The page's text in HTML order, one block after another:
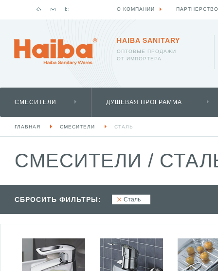
HAIBA SANITARY
ОПТОВЫЕ ПРОДАЖИ
ОТ ИМПОРТЕРА
СМЕСИТЕЛИ ДУШЕВАЯ ПРОГРАММА
ГЛАВНАЯ СМЕСИТЕЛИ СТАЛЬ
СМЕСИТЕЛИ /
СБРОСИТЬ ФИЛЬТРЫ: Сталь
О КОМПАНИИ ПАРТНЕРСТВО